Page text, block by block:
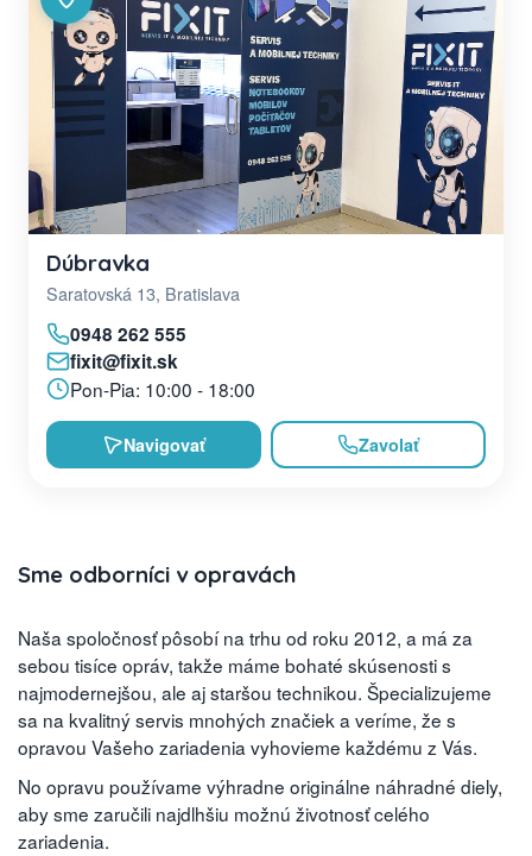
Dúbravka
Saratovská 13, Bratislava
0948 262 555
fixit@fixit.sk
Pon-Pia: 10:00 - 18:00
Navigovať Zavolať
Sme odborníci v opravách
Naša spoločnosť pôsobí na trhu od roku 2012, a má za
sebou tisíce opráv, takže máme bohaté skúsenosti s
najmodernejšou, ale aj staršou technikou. Špecializujeme
sa na kvalitný servis mnohých značiek a veríme, že s
opravou Vašeho zariadenia vyhovieme každému z Vás.
No opravu používame výhradne originálne náhradné diely,
aby sme zaručili najdlhšiu možnú životnosť celého
zariadenia.